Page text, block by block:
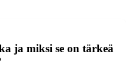
ja miksi se on tärkeä